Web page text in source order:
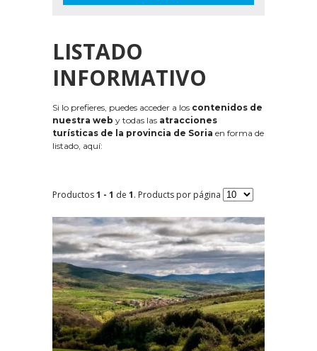
LISTADO
INFORMATIVO
Si lo prefieres, puedes acceder a los contenidos de
nuestra web y todas las atracciones
turísticas de la provincia de Soria en forma de
listado, aquí:
Productos1 - 1 de 1. Products por página